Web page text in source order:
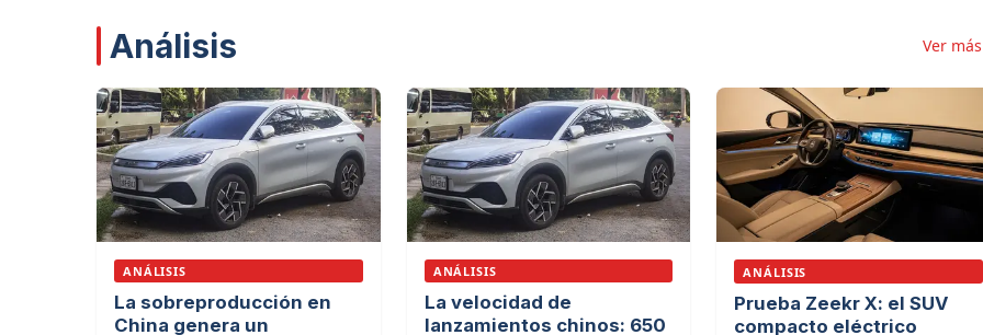
Análisis Ver
ANÁLISIS
La sobreproducción en
China genera un
ANÁLISIS
La velocidad de
lanzamientos chinos: 650
ANÁLISIS
Prueba Zeekr X: el SUV
compacto eléctrico